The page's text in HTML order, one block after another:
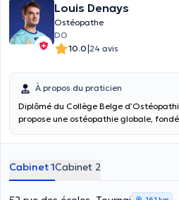
Louis Denays
Ostéopathe
DO
10.0|24 avis
À propos du praticien
Diplômé du Collège Belge
propose une ostéopathie globale,
patient. J’envisage le corps comme
pouvant être à l’origine de la douleur
fonctionnelle. Accessible en première
médicale, elle peut être suivie seule ou
Cabinet 1Cabinet 2